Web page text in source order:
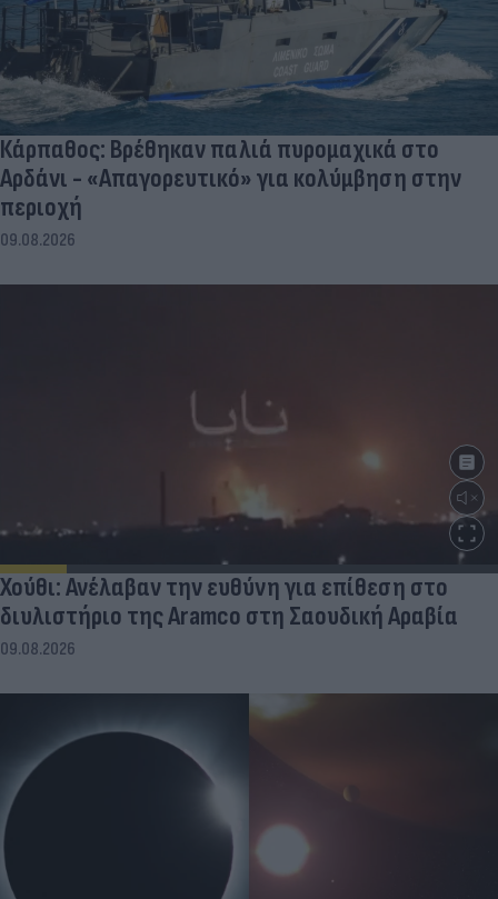
Κάρπαθος: Βρέθηκαν παλιά πυρομαχικά στο
Αρδάνι - «Απαγορευτικό» για κολύμβηση στην
περιοχή
09.08.2026
Χούθι: Ανέλαβαν την ευθύνη για επίθεση στο
διυλιστήριο της Aramco στη Σαουδική Αραβία
09.08.2026